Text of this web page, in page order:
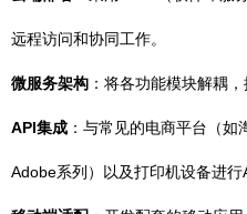
远程访问和协同工作。
微服务架构 ：将各功能模块解耦
API集成 ：与常见的电商平台（
Adobe系列）以及打印机设备进行